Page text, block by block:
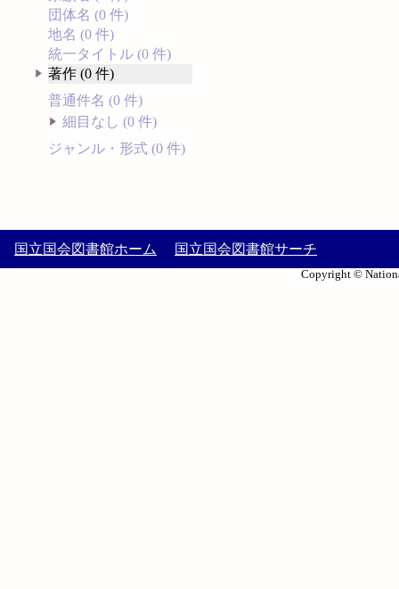
団体名 (0 件)
地名 (0 件)
統一タイトル (0 件)
著作 (0 件)
普通件名 (0 件)
細目なし (0 件)
ジャンル・形式 (0 件)
国立国会図書館ホーム 国立国会図書館サーチ
Copyright ©